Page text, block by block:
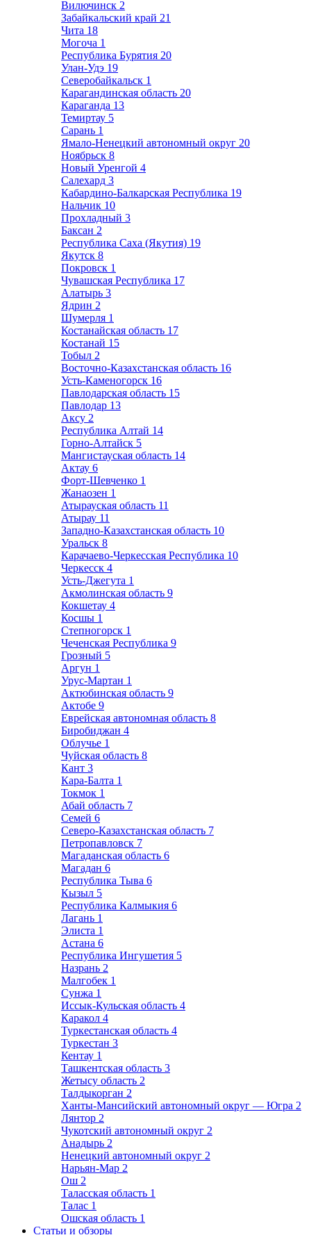
Вилючинск 2
Забайкальский край 21
Чита 18
Могоча 1
Республика Бурятия 20
Улан-Удэ 19
Северобайкальск 1
Карагандинская область 20
Караганда 13
Темиртау 5
Сарань 1
Ямало-Ненецкий автономный округ 20
Ноябрьск 8
Новый Уренгой 4
Салехард 3
Кабардино-Балкарская Республика 19
Нальчик 10
Прохладный 3
Баксан 2
Республика Саха (Якутия) 19
Якутск 8
Покровск 1
Чувашская Республика 17
Алатырь 3
Ядрин 2
Шумерля 1
Костанайская область 17
Костанай 15
Тобыл 2
Восточно-Казахстанская область 16
Усть-Каменогорск 16
Павлодарская область 15
Павлодар 13
Аксу 2
Республика Алтай 14
Горно-Алтайск 5
Мангистауская область 14
Актау 6
Форт-Шевченко 1
Жанаозен 1
Атырауская область 11
Атырау 11
Западно-Казахстанская область 10
Уральск 8
Карачаево-Черкесская Республика 10
Черкесск 4
Усть-Джегута 1
Акмолинская область 9
Кокшетау 4
Косшы 1
Степногорск 1
Чеченская Республика 9
Грозный 5
Аргун 1
Урус-Мартан 1
Актюбинская область 9
Актобе 9
Еврейская автономная область 8
Биробиджан 4
Облучье 1
Чуйская область 8
Кант 3
Кара-Балта 1
Токмок 1
Абай область 7
Семей 6
Северо-Казахстанская область 7
Петропавловск 7
Магаданская область 6
Магадан 6
Республика Тыва 6
Кызыл 5
Республика Калмыкия 6
Лагань 1
Элиста 1
Астана 6
Республика Ингушетия 5
Назрань 2
Малгобек 1
Сунжа 1
Иссык-Кульская область 4
Каракол 4
Туркестанская область 4
Туркестан 3
Кентау 1
Ташкентская область 3
Жетысу область 2
Талдыкорган 2
Ханты-Мансийский автономный округ — Югра 2
Лянтор 2
Чукотский автономный округ 2
Анадырь 2
Ненецкий автономный округ 2
Нарьян-Мар 2
Ош 2
Таласская область 1
Талас 1
Ошская область 1
Статьи и обзоры